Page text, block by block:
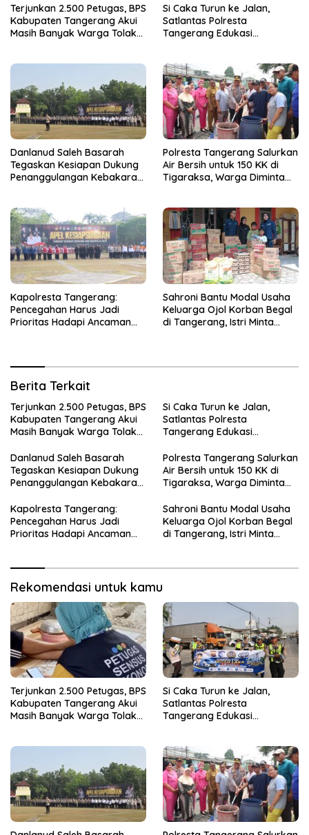
Terjunkan 2.500 Petugas, BPS
Kabupaten Tangerang Akui
Masih Banyak Warga Tolak
Si Caka Turun ke Jalan,
Satlantas Polresta
Tangerang Edukasi
Danlanud Saleh Basarah
Tegaskan Kesiapan Dukung
Penanggulangan Kebakaran
Polresta Tangerang Salurkan
Air Bersih untuk 150 KK di
Tigaraksa, Warga Diminta
Kapolresta Tangerang:
Pencegahan Harus Jadi
Prioritas Hadapi Ancaman
Sahroni Bantu Modal Usaha
Keluarga Ojol Korban Begal
di Tangerang, Istri Minta
Berita Terkait
Terjunkan 2.500 Petugas, BPS
Kabupaten Tangerang Akui
Masih Banyak Warga Tolak
Si Caka Turun ke Jalan,
Satlantas Polresta
Tangerang Edukasi
Kecelakaan
Danlanud Saleh Basarah
Tegaskan Kesiapan Dukung
Penanggulangan Kebakaran
Polresta Tangerang Salurkan
Air Bersih untuk 150 KK di
Tigaraksa, Warga Diminta
Kapolresta Tangerang:
Pencegahan Harus Jadi
Prioritas Hadapi Ancaman
Sahroni Bantu Modal Usaha
Keluarga Ojol Korban Begal
di Tangerang, Istri Minta
Rekomendasi untuk kamu
Terjunkan 2.500 Petugas, BPS
Kabupaten Tangerang Akui
Masih Banyak Warga Tolak
Si Caka Turun ke Jalan,
Satlantas Polresta
Tangerang Edukasi